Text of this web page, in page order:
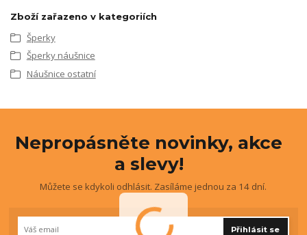
Zboží zařazeno v kategoriích
Šperky
Šperky náušnice
Náušnice ostatní
Nepropásněte novinky, akce
a slevy!
Můžete se kdykoli odhlásit. Zasíláme jednou za 14 dní.
Přihlásit se